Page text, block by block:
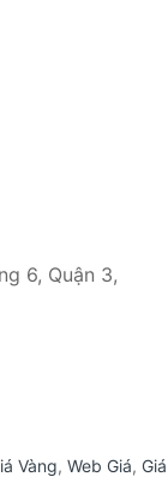
6, Quận 3,
Vàng, Web Giá, Giá